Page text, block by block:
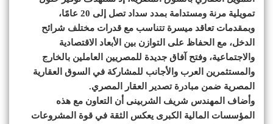
تمويلية مرنة ومستدامة بمدد سداد تصل إلى 20 عامًا،
وبمقدمات تعاقد ميسرة تتناسب مع قدرات مختلف شرائح
الدخل، مع الحفاظ على التوازن بين الأبعاد الاقتصادية
والاجتماعية، وفتح آفاق جديدة للمصريين العاملين بالخارج
والمستثمرين العرب والأجانب للمشاركة في السوق العقارية
المصرية ضمن مبادرة تصدير العقار المصري.
وأضاف المهندس شريف الشربينى أن التعاون مع هذه
المؤسسات المالية الكبرى يعكس الثقة في قوة المشروعات